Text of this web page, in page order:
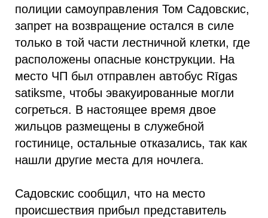
полиции самоуправления Том Садовскис,
запрет на возвращение остался в силе
только в той части лестничной клетки, где
расположены опасные конструкции. На
место ЧП был отправлен автобус Rīgas
satiksme, чтобы эвакуированные могли
согреться. В настоящее время двое
жильцов размещены в служебной
гостинице, остальные отказались, так как
нашли другие места для ночлега.
Садовскис сообщил, что на место
происшествия прибыл представитель